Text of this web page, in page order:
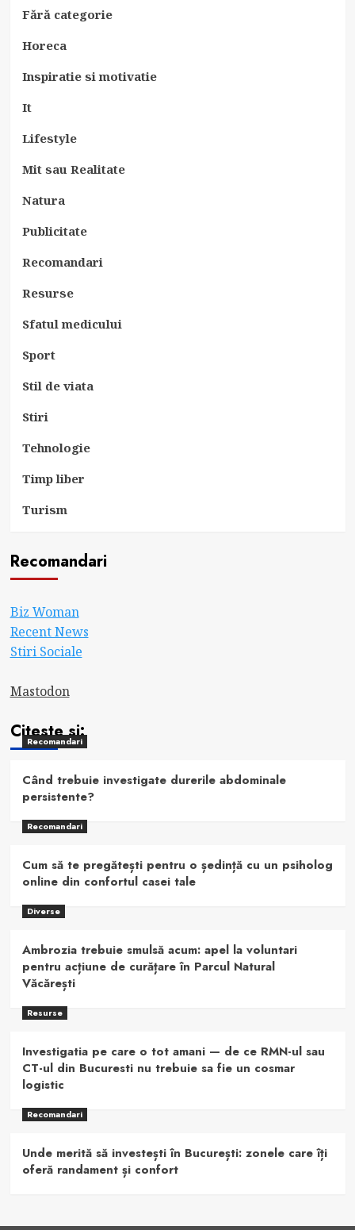
Fără categorie
Horeca
Inspiratie si motivatie
It
Lifestyle
Mit sau Realitate
Natura
Publicitate
Recomandari
Resurse
Sfatul medicului
Sport
Stil de viata
Stiri
Tehnologie
Timp liber
Turism
Recomandari
Biz Woman
Recent News
Stiri Sociale
Mastodon
Citeste si:
Recomandari
Când trebuie investigate durerile abdominale
persistente?
Recomandari
Cum să te pregătești pentru o ședință cu un psiholog
online din confortul casei tale
Diverse
Ambrozia trebuie smulsă acum: apel la voluntari
pentru acțiune de curățare în Parcul Natural
Văcărești
Resurse
Investigatia pe care o tot amani — de ce RMN-ul sau
CT-ul din Bucuresti nu trebuie sa fie un cosmar
logistic
Recomandari
Unde merită să investești în București: zonele care îți
oferă randament și confort